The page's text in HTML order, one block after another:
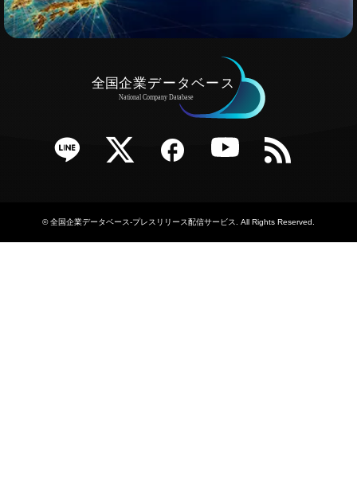
Twitter Facebook YouTube RSS
©全国企業データベース-プレスリリース配信サービス . All Rights Reserved.